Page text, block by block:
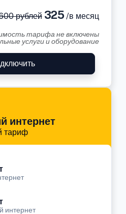
рублей325 /в месяц
тарифа не включены
услуги и оборудование
интернет
тариф
интернет